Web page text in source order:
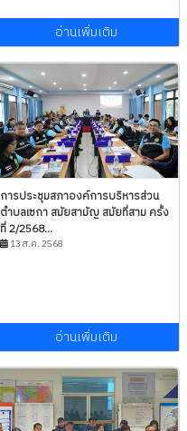
อ่านเพิ่มเติม
การประชุมสภาองค์การบริหารส่วน
ตำบลเซกา สมัยสามัญ สมัยที่สาม ครั้ง
ที่ 2/2568...
13 ส.ค. 2568
อ่านเพิ่มเติม